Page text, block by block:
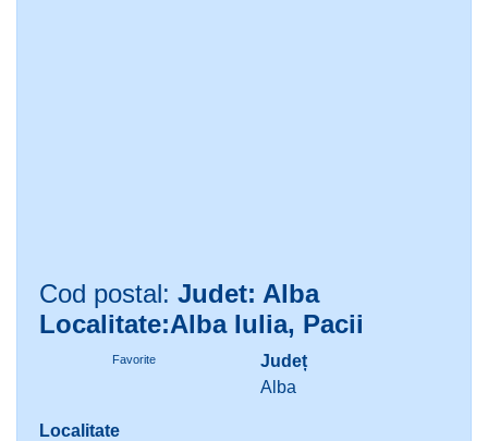
Cod postal: Judet: Alba
Localitate:Alba Iulia, Pacii
Favorite
Județ
Alba
Localitate